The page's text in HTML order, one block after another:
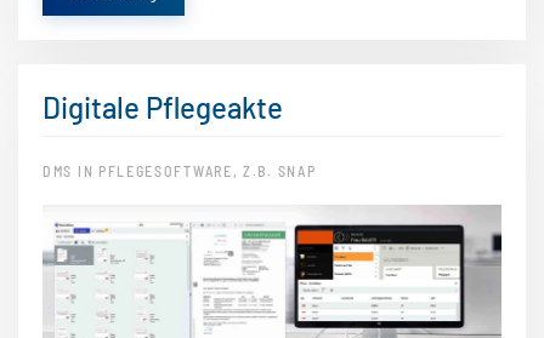
Digitale Pflegeakte
DMS IN PFLEGESOFTWARE, Z.B. SNAP